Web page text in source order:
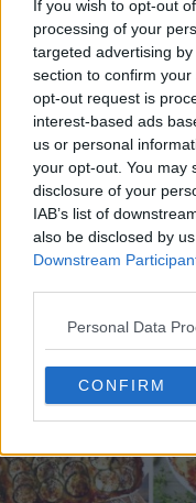
If you wish to opt-out
processing of your
targeted advertising
section to confirm
opt-out request is
interest-based ads
us or personal
your opt-out. You may
disclosure of your
IAB’s list of
also be disclosed by
Downstream
Personal Data
CONFIRM
20 de rețete de